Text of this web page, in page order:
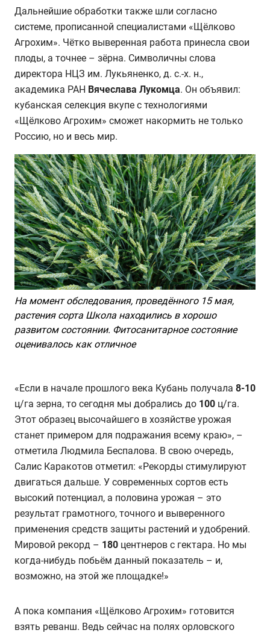
Дальнейшие обработки также шли согласно
системе, прописанной специалистами «Щёлково
Агрохим». Чётко выверенная работа принесла свои
плоды, а точнее – зёрна. Символичны слова
директора НЦЗ им. Лукьяненко, д. с.-х. н.,
академика РАН Вячеслава Лукомца. Он объявил:
кубанская селекция вкупе с технологиями
«Щёлково Агрохим» сможет накормить не только
Россию, но и весь мир.
На момент обследования, проведённого 15 мая,
растения сорта Школа находились в хорошо
развитом состоянии. Фитосанитарное состояние
оценивалось как отличное
«Если в начале прошлого века Кубань получала 8-10
ц/га зерна, то сегодня мы добрались до 100 ц/га.
Этот образец высочайшего в хозяйстве урожая
станет примером для подражания всему краю», –
отметила Людмила Беспалова. В свою очередь,
Салис Каракотов отметил: «Рекорды стимулируют
двигаться дальше. У современных сортов есть
высокий потенциал, а половина урожая – это
результат грамотного, точного и выверенного
применения средств защиты растений и удобрений.
Мировой рекорд – 180 центнеров с гектара. Но мы
когда-нибудь побьём данный показатель – и,
возможно, на этой же площадке!»
А пока компания «Щёлково Агрохим» готовится
взять реванш. Ведь сейчас на полях орловского